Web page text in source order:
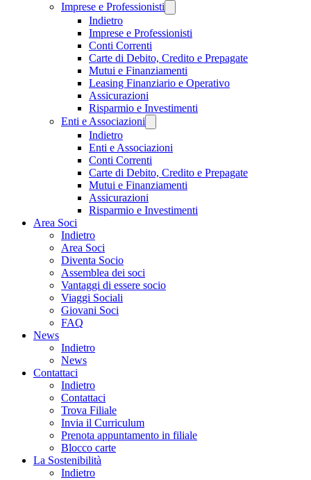
Imprese e Professionisti
Indietro
Imprese e Professionisti
Conti Correnti
Carte di Debito, Credito e Prepagate
Mutui e Finanziamenti
Leasing Finanziario e Operativo
Assicurazioni
Risparmio e Investimenti
Enti e Associazioni
Indietro
Enti e Associazioni
Conti Correnti
Carte di Debito, Credito e Prepagate
Mutui e Finanziamenti
Assicurazioni
Risparmio e Investimenti
Area Soci
Indietro
Area Soci
Diventa Socio
Assemblea dei soci
Vantaggi di essere socio
Viaggi Sociali
Giovani Soci
FAQ
News
Indietro
News
Contattaci
Indietro
Contattaci
Trova Filiale
Invia il Curriculum
Prenota appuntamento in filiale
Blocco carte
La Sostenibilità
Indietro